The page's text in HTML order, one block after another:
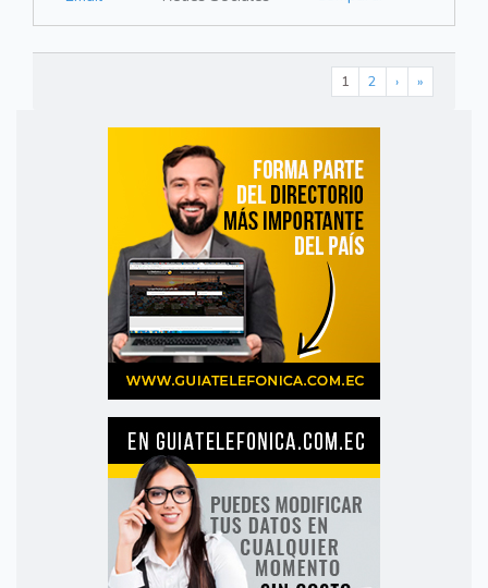
1 2 › »